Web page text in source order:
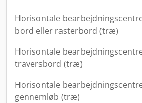
Horisontale
bord eller rasterbord (træ)
Horisontale
traversbord (træ)
Horisontale
gennemløb (træ)